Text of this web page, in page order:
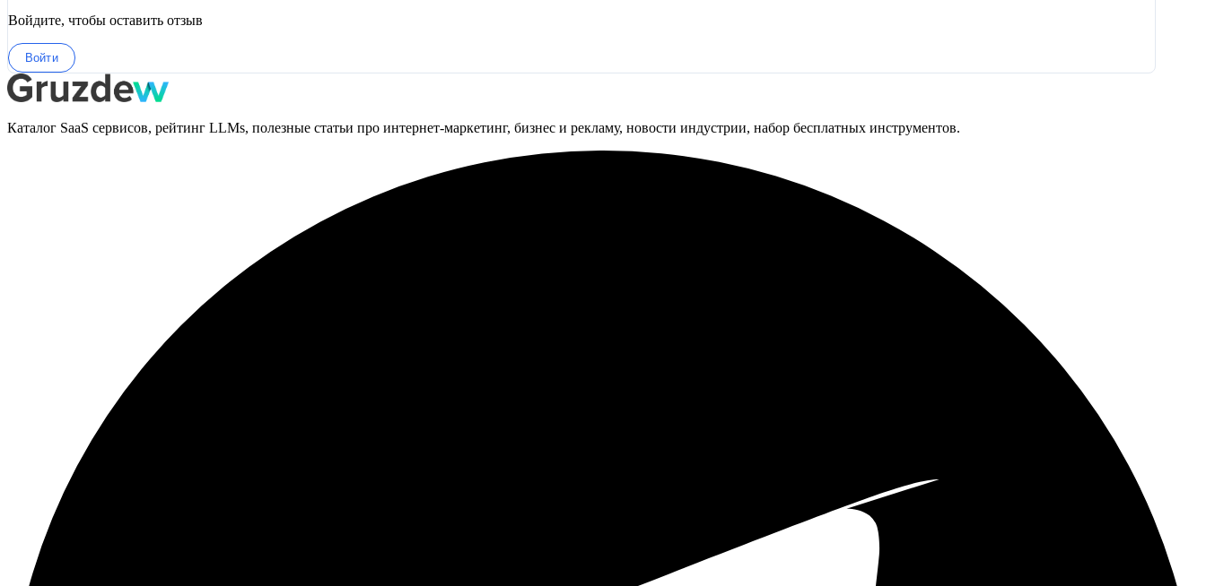
Войдите, чтобы оставить отзыв
Войти
Каталог SaaS сервисов, рейтинг LLMs, полезные статьи про интернет-маркетинг, бизнес и рекламу, новости индустрии, набор бесплатных инструментов.